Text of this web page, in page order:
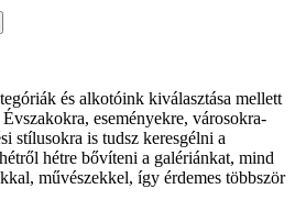
és alkotóink kiválasztása mellett
eseményekre, városokra-
stílusokra is tudsz keresgélni a
hétre bővíteni a galériánkat, mind
művészekkel, így érdemes többször